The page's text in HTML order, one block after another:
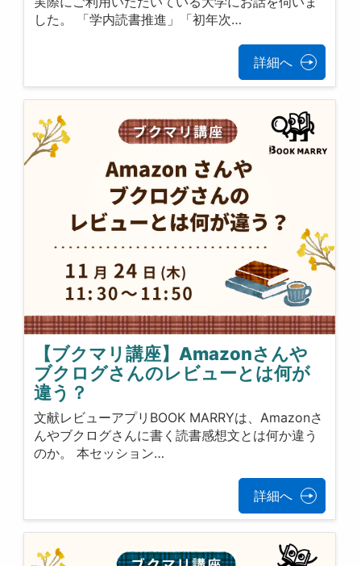
した。 「学内読書推進」「初年次…
詳細へ
【ブクマリ講座】Amazonさんや
ブクログさんのレビューとは何が
違う？
文献レビューアプリBOOK MARRYは、Amazonさ
んやブクログさんに書く読書感想文とは何か違う
のか。 本セッション…
詳細へ